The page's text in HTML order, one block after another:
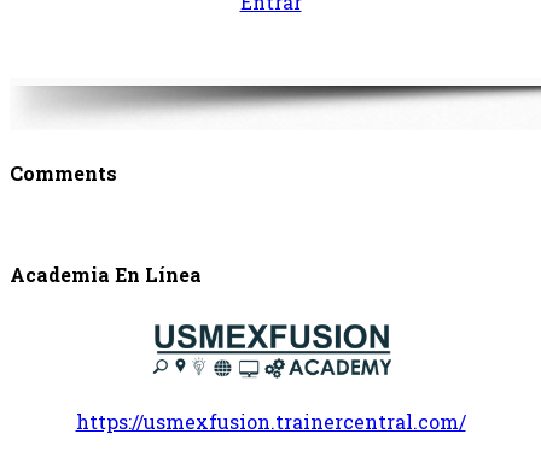
Comments
Academia En Línea
https://usmexfusion.trainercentral.com/